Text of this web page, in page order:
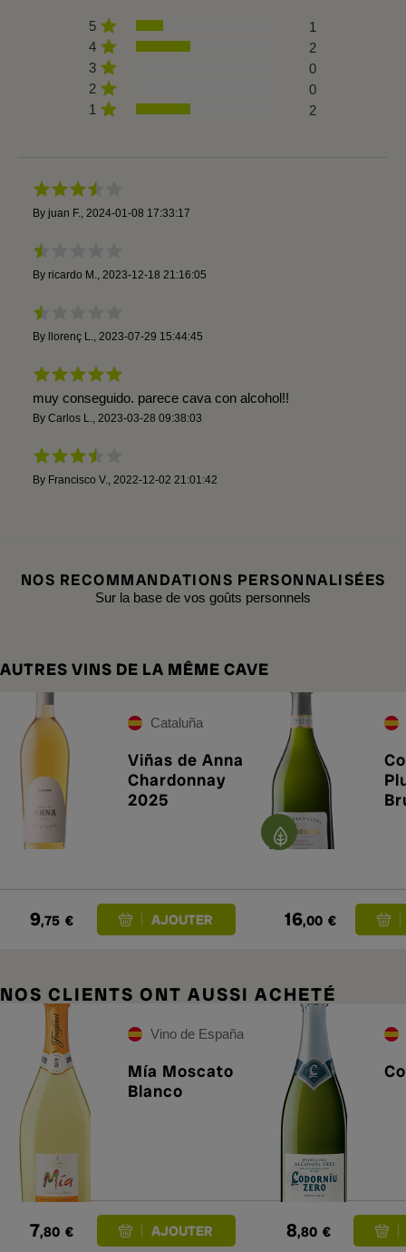
5
1
4
2
3
0
2
0
1
2
By juan F. 2024-01-08 17:33:17
By ricardo M. 2023-12-18 21:16:05
By llorenç L. 2023-07-29 15:44:45
muy conseguido. parece cava con alcohol!!
By Carlos L. 2023-03-28 09:38:03
By Francisco V. 2022-12-02 21:01:42
NOS RECOMMANDATIONS PERSONNALISÉES
Sur la base de vos goûts personnels
AUTRES VINS DE LA MÊME CAVE
Cataluña
Viñas de Anna
Chardonnay
2025
9,75 € 16,00 €
NOS CLIENTS ONT AUSSI ACHETÉ
Vino de España
Mía Moscato
Blanco
7,80 € 8,80 €